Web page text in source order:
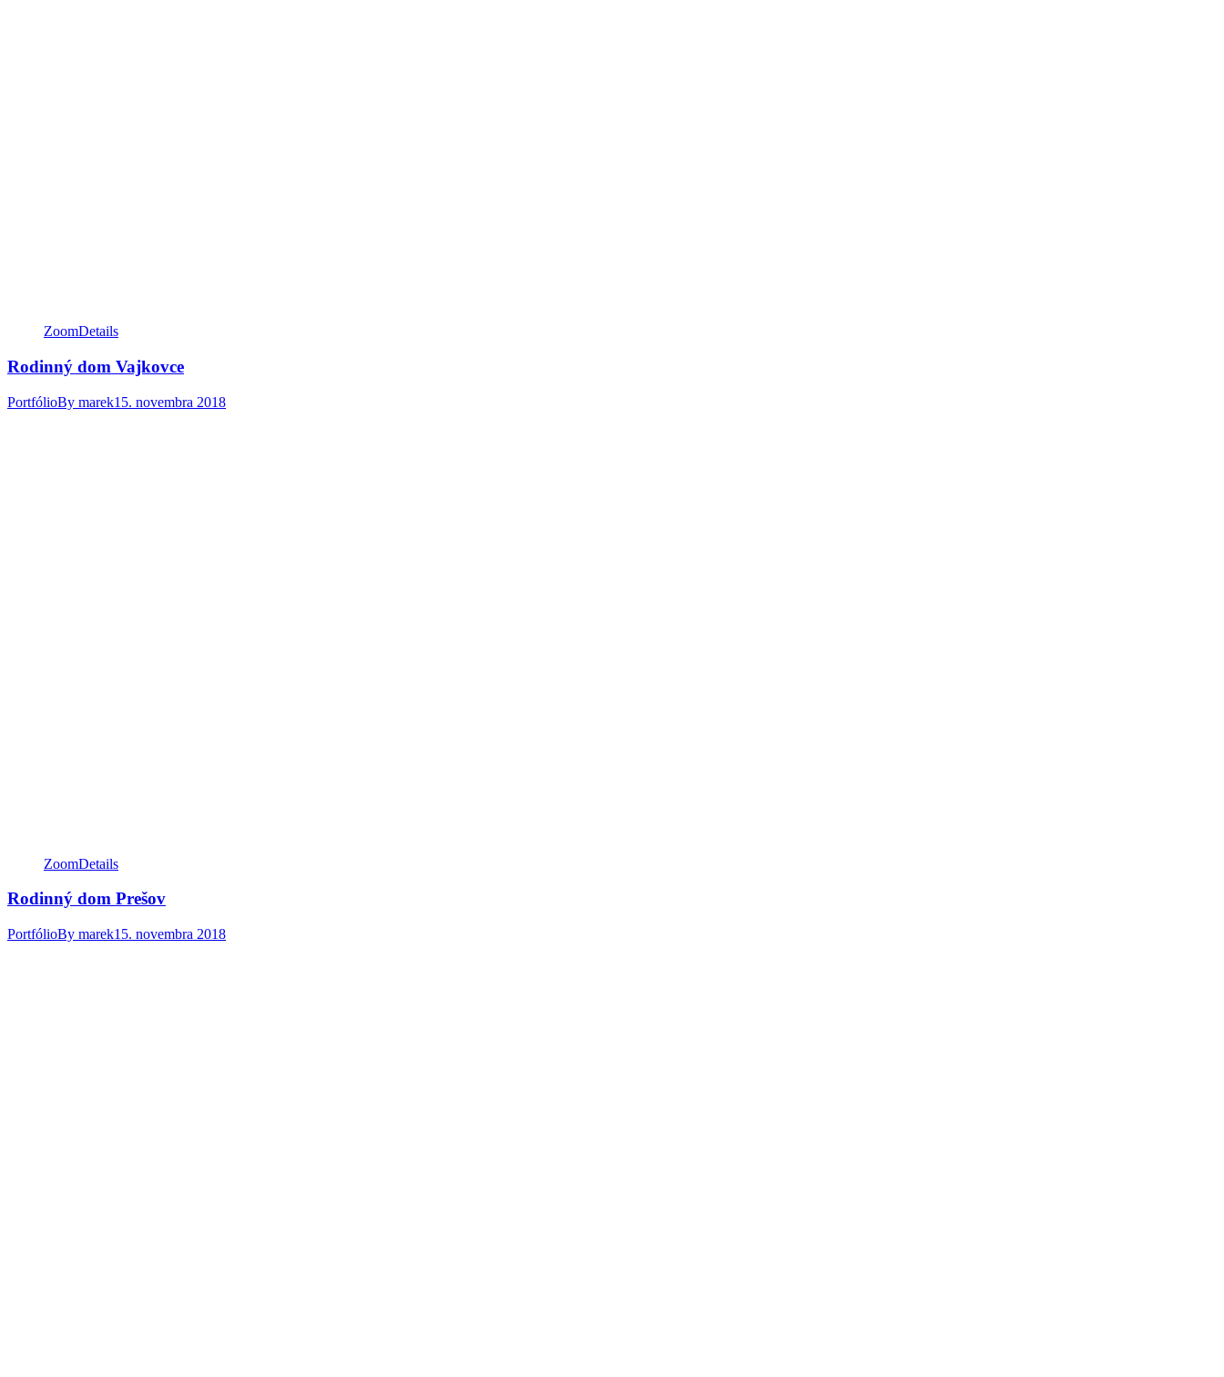
ZoomDetails
Rodinný dom Vajkovce
PortfólioBy marek15. novembra 2018
ZoomDetails
Rodinný dom Prešov
PortfólioBy marek15. novembra 2018